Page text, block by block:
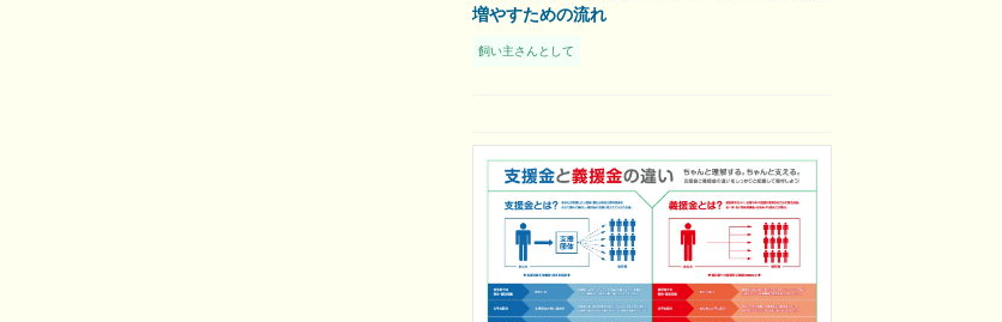
増やすための流れ
飼い主さんとして